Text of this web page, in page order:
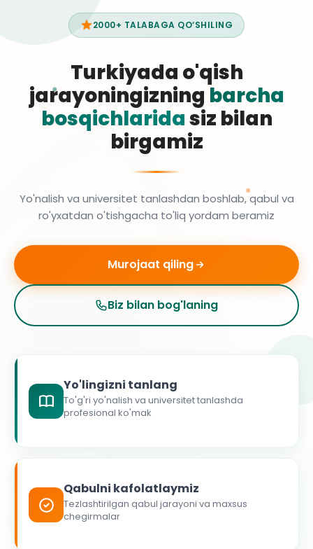
2000+ TALABAGA QO‘SHILING
Turkiyada o'qish
jarayoningizning barcha
bosqichlaridasiz bilan
birgamiz
Yo'nalish va universitet tanlashdan boshlab, qabul va
ro'yxatdan o'tishgacha to'liq yordam beramiz
Murojaat qiling
Biz bilan bog'laning
Yo'lingizni tanlang
To'g'ri yo'nalish va universitet tanlashda
profesional ko'mak
Qabulni kafolatlaymiz
Tezlashtirilgan qabul jarayoni va maxsus
chegirmalar